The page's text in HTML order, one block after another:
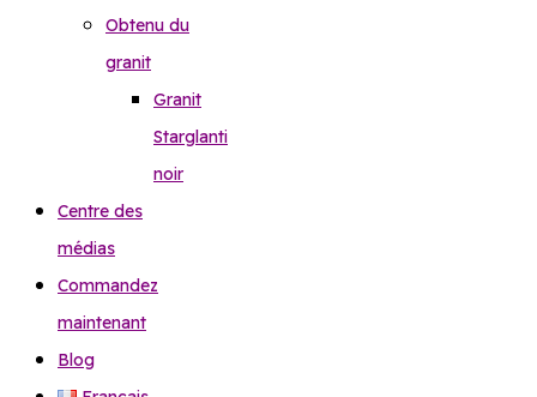
Obtenu du
granit
Granit
Starglanti
noir
Centre des
médias
Commandez
maintenant
Blog